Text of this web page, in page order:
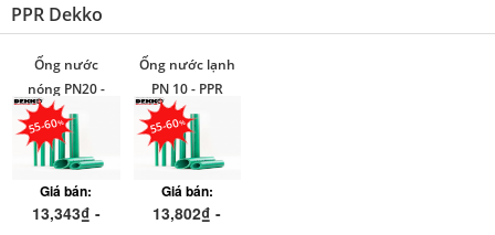
PPR Dekko
Ống nước
nóng PN20 -
PPR Dekko
55-60
Giá bán:
13,343₫ -
Ống nước lạnh
PN 10 - PPR
dekko
55-60
Giá bán:
13,802₫ -